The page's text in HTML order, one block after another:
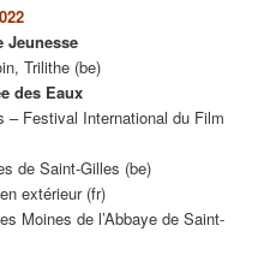
Jeunesse
Trilithe (be)
des Eaux
– Festival International du Film
de Saint-Gilles (be)
extérieur (fr)
Moines de l’Abbaye de Saint-